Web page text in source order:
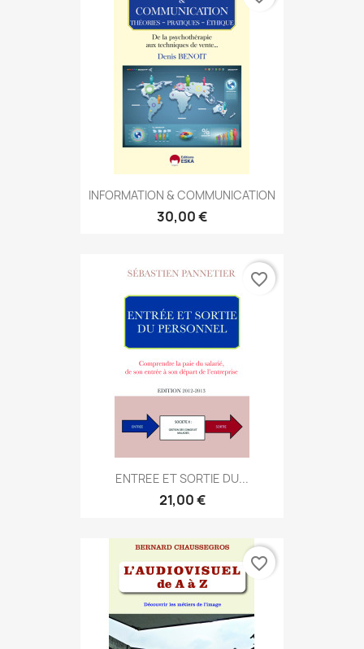
INFORMATION & COMMUNICATION
30,00 €
ENTREE ET SORTIE DU...
21,00 €
favorite_border
favorite_border